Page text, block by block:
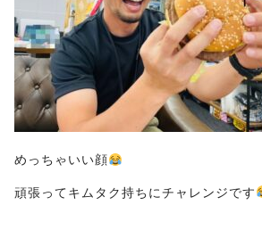
めっちゃいい顔
頑張ってキムタク持ちにチャレンジです